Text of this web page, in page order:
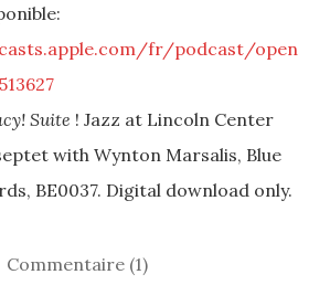
fr/podcast/open
Suite ! Jazz at Lincoln Center
with Wynton Marsalis, Blue
BE0037. Digital download only.
Commentaire (1)